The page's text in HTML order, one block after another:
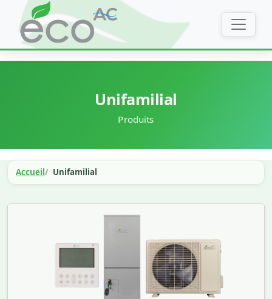
Unifamilial
Produits
Accueil Unifamilial